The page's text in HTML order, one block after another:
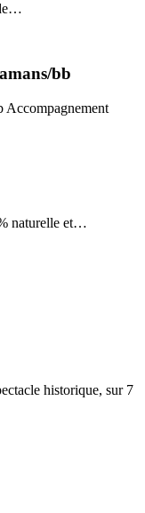
bb
Accompagnement
naturelle et…
historique, sur 7